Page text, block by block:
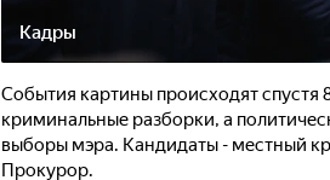
Кадры
События картины происходят спустя
криминальные разборки, а
выборы мэра. Кандидаты - местный
Прокурор.